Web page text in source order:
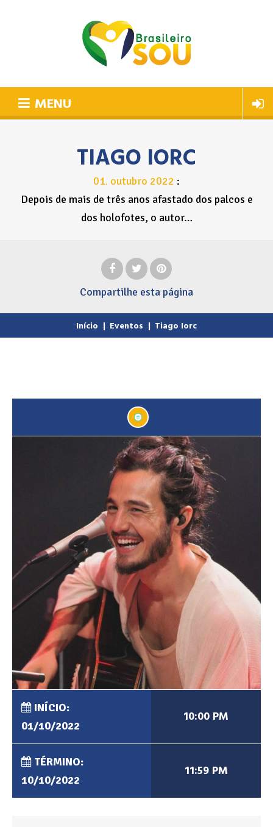
MENU
TIAGO IORC
01. outubro 2022
Depois de mais de três anos afastado dos palcos e
dos holofotes, o autor…
Compartilhe esta página
Início | Eventos | Tiago Iorc
INÍCIO:
01/10/2022
10:00 PM
TÉRMINO:
10/10/2022
11:59 PM